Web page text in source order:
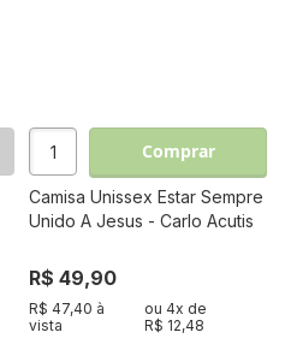
Comprar
Camisa Unissex Estar Sempre
Unido A Jesus - Carlo Acutis
R$ 49,90
R$ 47,40 à
vista
ou 4x de
R$ 12,48